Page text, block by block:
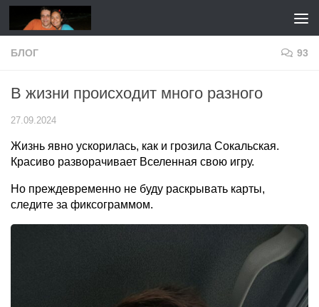
Перейти к содержимому
БЛОГ 93
В жизни происходит много разного
27.09.2024
Жизнь явно ускорилась, как и грозила Сокальская.
Красиво разворачивает Вселенная свою игру.
Но преждевременно не буду раскрывать карты,
следите за фиксограммом.